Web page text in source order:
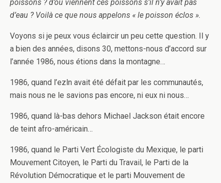
poissons ? d’où viennent ces poissons s’il n’y avait pas
d’eau ? Voilà ce que nous appelons « le poisson éclos ».
Voyons si je peux vous éclaircir un peu cette question. Il y
a bien des années, disons 30, mettons-nous d’accord sur
l’année 1986, nous étions dans la montagne…
1986, quand l’ezln avait été défait par les communautés,
mais nous ne le savions pas encore, ni eux ni nous…
1986, quand là-bas dehors Michael Jackson était encore
de teint afro-américain…
1986, quand le Parti Vert Écologiste du Mexique, le parti
Mouvement Citoyen, le Parti du Travail, le Parti de la
Révolution Démocratique et le parti Mouvement de